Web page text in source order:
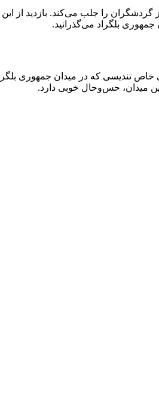
را جلب می‌کند. بازدید از
جمهوری بلگراد می‌گذرانید.
تندیسی که در میدان جمهوری بلگراد
میدان، حس‌وحال خوبی دارد.